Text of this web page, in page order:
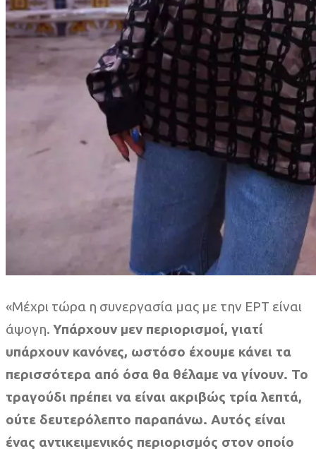
«Μέχρι τώρα η συνεργασία μας με την ΕΡΤ είναι
άψογη. Υπάρχουν μεν περιορισμοί, γιατί
υπάρχουν κανόνες, ωστόσο έχουμε κάνει τα
περισσότερα από όσα θα θέλαμε να γίνουν. Το
τραγούδι πρέπει να είναι ακριβώς τρία λεπτά,
ούτε δευτερόλεπτο παραπάνω. Αυτός είναι
ένας αντικειμενικός περιορισμός στον οποίο